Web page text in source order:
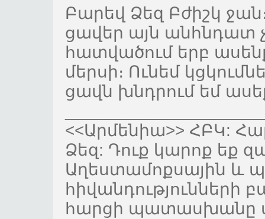
Բարեվ Ձեզ Բժիշկ
ցավեր այն անհնդատ
հատվածում երբ
մերսի։ Ունեմ
ցավն խնդրում եմ
<<Արմենիա>> ՀԲԿ:
Ձեզ: Դուք կարոք եք
Աղեստամոքսային և
հիվանդությունների
հարցի պատասխանը